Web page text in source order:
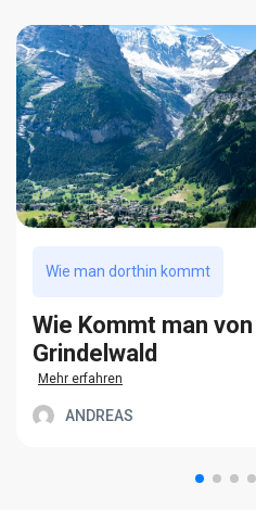
Wie man dorthin kommt
Wie Kommt man
Grindelwald
Mehr erfahren
ANDREAS